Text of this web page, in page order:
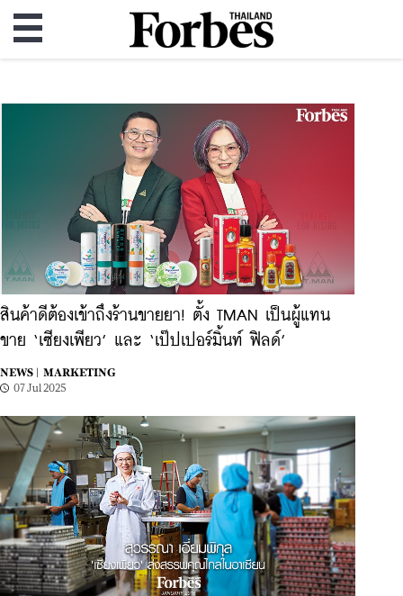
สินค้าดีต้องเข้าถึงร้านขายยา! ตั้ง TMAN เป็นผู้แทน
ขาย ‘เซียงเพียว’ และ ‘เป๊ปเปอร์มิ้นท์ ฟิลด์’
NEWS |
MARKETING
07 Jul 2025